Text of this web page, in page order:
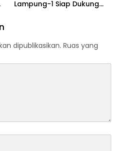
Lampung-1 Siap Dukung
dipublikasikan. Ruas yang